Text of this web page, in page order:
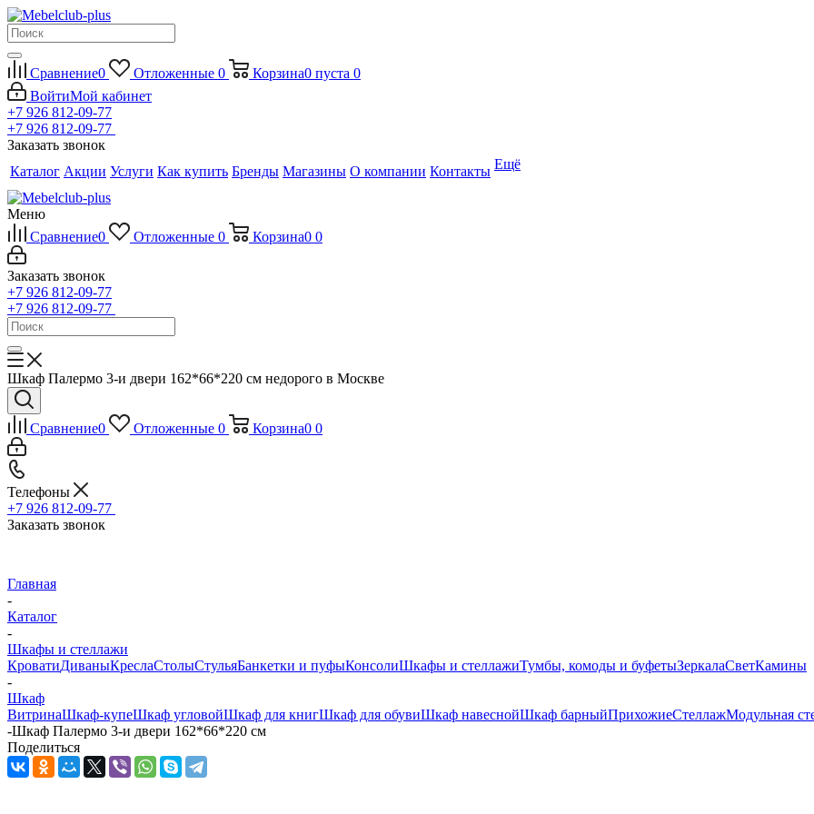
Сравнение0 Отложенные 0 Корзина0 пуста 0
ВойтиМой кабинет
+7 926 812-09-77
+7 926 812-09-77
Заказать звонок
Каталог Акции Услуги Как купить Бренды Магазины О компании Контакты Ещё
Меню
Сравнение0 Отложенные 0 Корзина0 0
Заказать звонок
+7 926 812-09-77
+7 926 812-09-77
Шкаф Палермо 3-и двери 162*66*220 см недорого в Москве
Сравнение0 Отложенные 0 Корзина0 0
Телефоны
+7 926 812-09-77
Заказать звонок
Главная
-
Каталог
-
Шкафы и стеллажи
КроватиДиваныКреслаСтолыСтульяБанкетки и пуфыКонсолиШкафы и стеллажиТумбы, комоды и буфетыЗеркалаСветКамины
-
Шкаф
ВитринаШкаф-купеШкаф угловойШкаф для книгШкаф для обувиШкаф навеснойШкаф барныйПрихожиеСтеллажМодульная
-Шкаф Палермо 3-и двери 162*66*220 см
Поделиться